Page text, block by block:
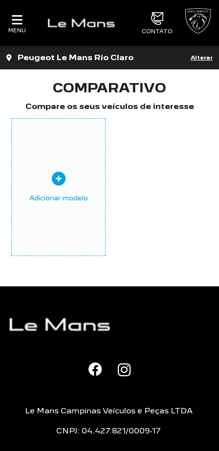
MENU CONTATO
Peugeot Le Mans Rio Claro Alterar
COMPARATIVO
Compare os seus veículos de interesse
Adicionar modelo
Le Mans Campinas Veículos e Peças LTDA
CNPJ: 04.427.821/0009-17